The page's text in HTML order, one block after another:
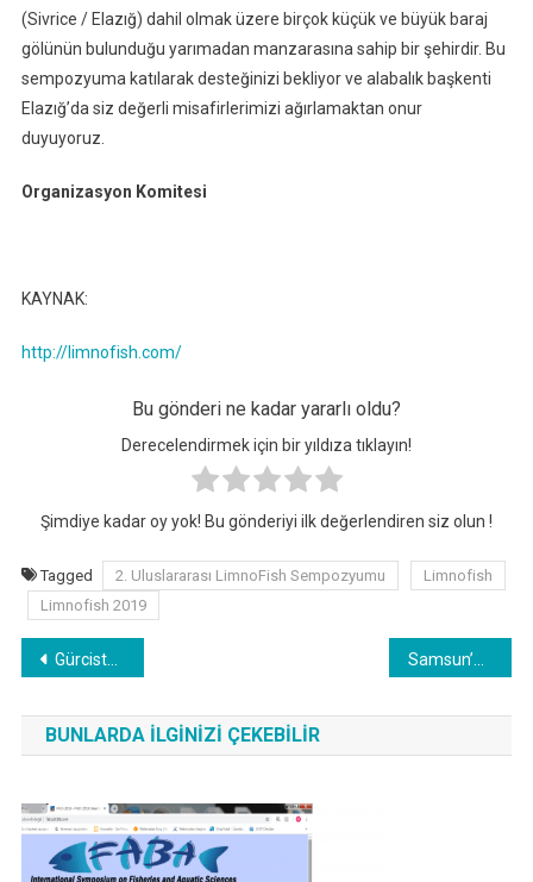
(Sivrice / Elazığ) dahil olmak üzere birçok küçük ve büyük baraj
gölünün bulunduğu yarımadan manzarasına sahip bir şehirdir. Bu
sempozyuma katılarak desteğinizi bekliyor ve alabalık başkenti
Elazığ’da siz değerli misafirlerimizi ağırlamaktan onur
duyuyoruz.
Organizasyon Komitesi
KAYNAK:
http://limnofish.com/
Bu gönderi ne kadar yararlı oldu?
Derecelendirmek için bir yıldıza tıklayın!
Şimdiye kadar oy yok! Bu gönderiyi ilk değerlendiren siz olun !
Tagged 2. Uluslararası LimnoFish Sempozyumu
Limnofish
Limnofish 2019
Yazı
gezinmesi
Gürcistan Sularındaki Hamsi Varlığını Araştırıyor
BUNLARDA İLGINIZI ÇEKEBILIR